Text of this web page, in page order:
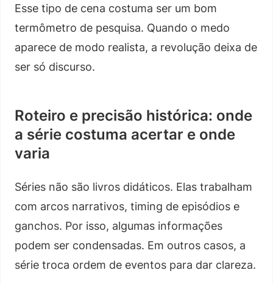
Esse tipo de cena costuma ser um bom
termômetro de pesquisa. Quando o medo
aparece de modo realista, a revolução deixa de
ser só discurso.
Roteiro e precisão histórica: onde
a série costuma acertar e onde
varia
Séries não são livros didáticos. Elas trabalham
com arcos narrativos, timing de episódios e
ganchos. Por isso, algumas informações
podem ser condensadas. Em outros casos, a
série troca ordem de eventos para dar clareza.